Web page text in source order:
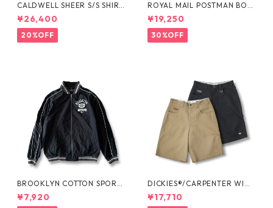
CALDWELL SHEER S/S SHIRT
by Polo Ralph Lauren
¥26,400
20%OFF
ROYAL MAIL POSTMAN BOO
TS by Dr.MARTENS
¥19,250
30%OFF
BROOKLYN COTTON SPORT
JKT by Polo Ralph Lauren
¥7,920
DICKIES®/CARPENTER WIDE
SHORTS -SEDAN ALL-PURPO
SE-
¥17,710